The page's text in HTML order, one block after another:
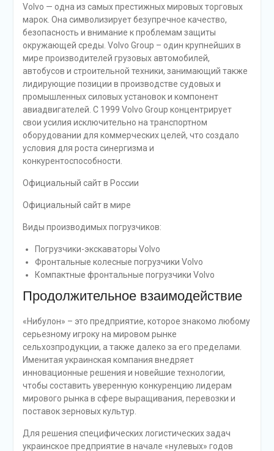
Volvo — одна из самых престижных мировых торговых
марок. Она символизирует безупречное качество,
безопасность и внимание к проблемам защиты
окружающей среды. Volvo Group – один крупнейших в
мире производителей грузовых автомобилей,
автобусов и строительной техники, занимающий также
лидирующие позиции в производстве судовых и
промышленных силовых установок и компонент
авиадвигателей. С 1999 Volvo Group концентрирует
свои усилия исключительно на транспортном
оборудовании для коммерческих целей, что создало
условия для роста синергизма и
конкурентоспособности.
Официальный сайт в России
Официальный сайт в мире
Виды производимых погрузчиков:
Погрузчики-экскаваторы Volvo
Фронтальные колесные погрузчики Volvo
Компактные фронтальные погрузчики Volvo
Продолжительное взаимодействие
«Нибулон» – это предприятие, которое знакомо любому
серьезному игроку на мировом рынке
сельхозпродукции, а также далеко за его пределами.
Именитая украинская компания внедряет
инновационные решения и новейшие технологии,
чтобы составить уверенную конкуренцию лидерам
мирового рынка в сфере выращивания, перевозки и
поставок зерновых культур.
Для решения специфических логистических задач
украинское предприятие в начале «нулевых» годов